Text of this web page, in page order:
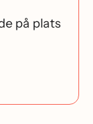
på plats